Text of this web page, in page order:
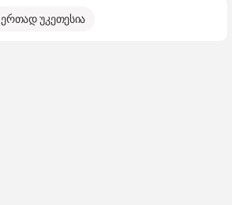
ერთად უკეთესია